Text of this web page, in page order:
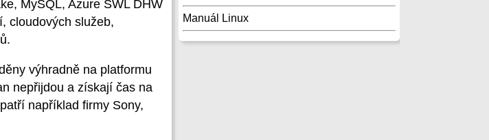
Manuál Linux
MySQL, Azure SWL DHW
cloudových služeb,
výhradně na platformu
nepřijdou a získají čas na
například firmy Sony,